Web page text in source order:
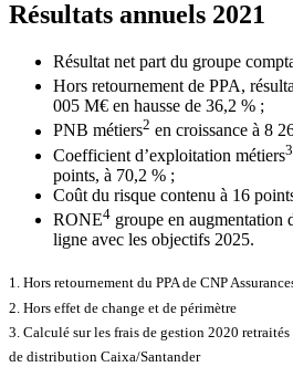
Résultats annuels 2021
Résultat net part du groupe
Hors retournement de PPA,
005 M€ en hausse de 36,2 % ;
PNB métiers2 en croissance à 8
Coefficient d’exploitation métiers3
points, à 70,2 % ;
Coût du risque contenu à 16
RONE4 groupe en augmentation
ligne avec les objectifs 2025.
1. Hors retournement du PPA de CNP
2. Hors effet de change et de périmètre
3. Calculé sur les frais de gestion 2020 retraités
de distribution Caixa/Santander